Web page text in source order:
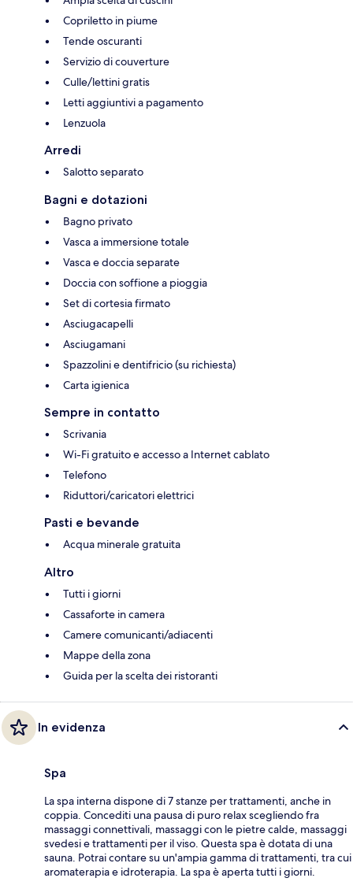
Copriletto in piume
Tende oscuranti
Servizio di couverture
Culle/lettini gratis
Letti aggiuntivi a pagamento
Lenzuola
Arredi
Salotto separato
Bagni e dotazioni
Bagno privato
Vasca a immersione totale
Vasca e doccia separate
Doccia con soffione a pioggia
Set di cortesia firmato
Asciugacapelli
Asciugamani
Spazzolini e dentifricio (su richiesta)
Carta igienica
Sempre in contatto
Scrivania
Wi-Fi gratuito e accesso a Internet cablato
Telefono
Riduttori/caricatori elettrici
Pasti e bevande
Acqua minerale gratuita
Altro
Tutti i giorni
Cassaforte in camera
Camere comunicanti/adiacenti
Mappe della zona
Guida per la scelta dei ristoranti
In evidenza
Spa
La spa interna dispone di 7 stanze per trattamenti, anche in
coppia. Concediti una pausa di puro relax scegliendo fra
massaggi connettivali, massaggi con le pietre calde, massaggi
svedesi e trattamenti per il viso. Questa spa è dotata di una
sauna. Potrai contare su un'ampia gamma di trattamenti, tra cui
aromaterapia e idroterapia. La spa è aperta tutti i giorni.